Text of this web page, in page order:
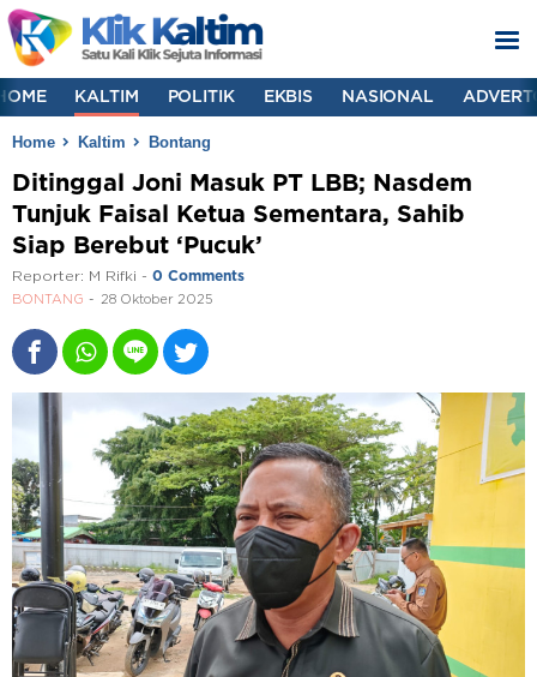
KALTIM POLITIK EKBIS NASIONAL
Home Kaltim Bontang
Ditinggal Joni Masuk PT LBB; Nasdem
Tunjuk Faisal Ketua Sementara, Sahib
Siap Berebut ‘Pucuk’
Reporter: M Rifki - 0 Comments
BONTANG 28 Oktober 2025